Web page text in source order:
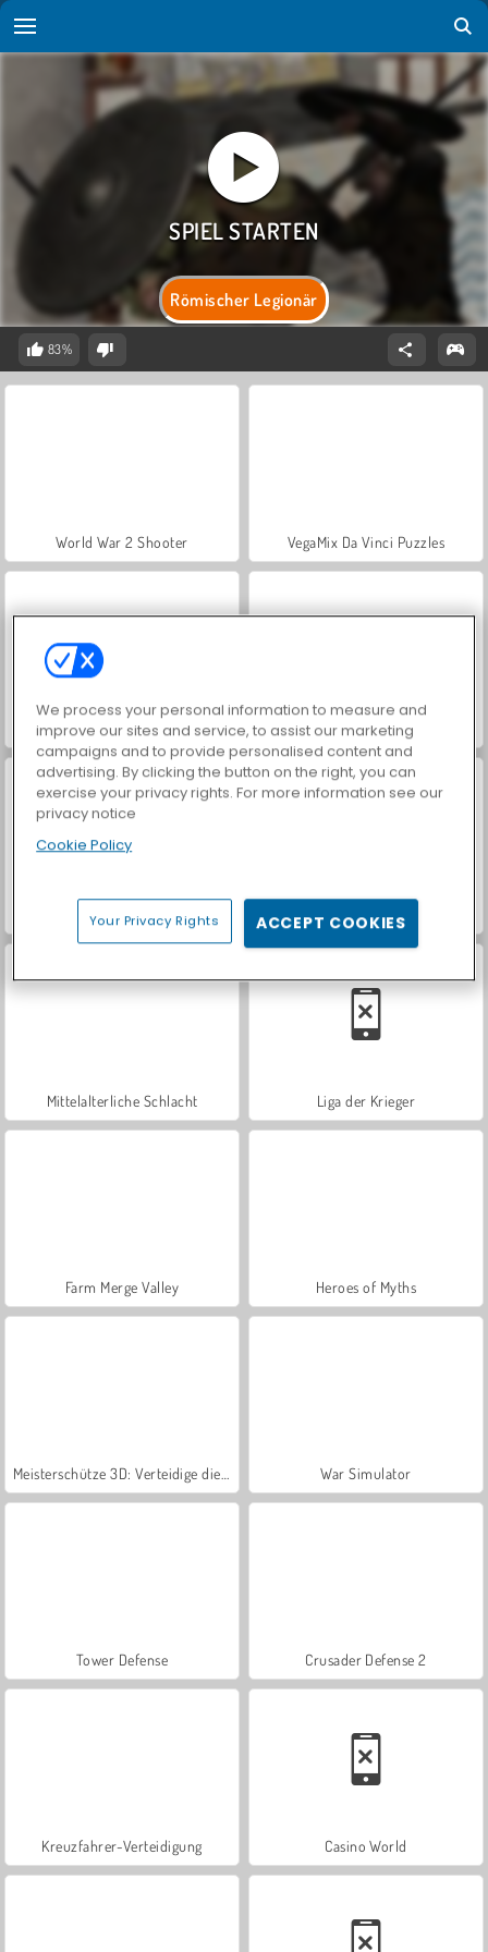
Römischer Legionär
83%
World War 2 Shooter VegaMix Da Vinci Puzzles
Car Parking City Duel Hidden Object: Street of Secrets
Let's Fish! ASMR Makeover & Makeup Studio
Mittelalterliche Schlacht Liga der Krieger
Farm Merge Valley Heroes of Myths
War Simulator
Tower Defense Crusader Defense 2
Kreuzfahrer-Verteidigung Casino World
We process your personal information to measure and
improve our sites and service, to assist our marketing
campaigns and to provide personalised content and
advertising. By clicking the button on the right, you can
exercise your privacy rights. For more information see our
privacy notice
Cookie Policy
Your Privacy Rights ACCEPT COOKIES